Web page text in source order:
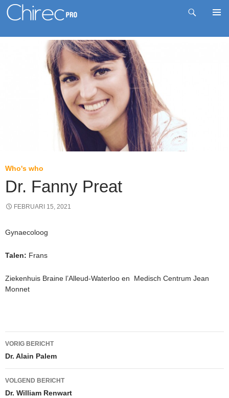
Zoeken
Who's who
Dr. Fanny Preat
FEBRUARI 15, 2021
Gynaecoloog
Talen: Frans
Ziekenhuis Braine l’Alleud-Waterloo en Medisch Centrum Jean
Monnet
Berichtnavigatie
VORIG BERICHT
Dr. Alain Palem
VOLGEND BERICHT
Dr. William Renwart